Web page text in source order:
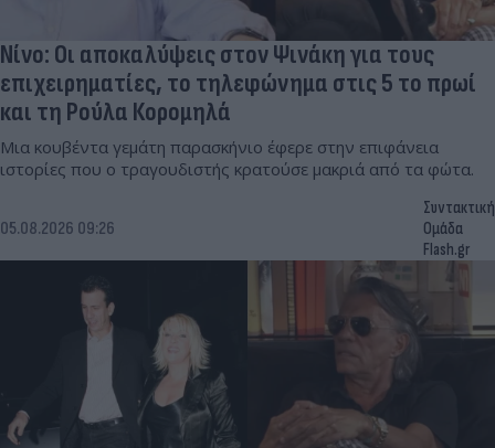
Νίνο: Οι αποκαλύψεις στον Ψινάκη για τους
επιχειρηματίες, το τηλεφώνημα στις 5 το πρωί
και τη Ρούλα Κορομηλά
Μια κουβέντα γεμάτη παρασκήνιο έφερε στην επιφάνεια
ιστορίες που ο τραγουδιστής κρατούσε μακριά από τα φώτα.
05.08.2026 09:26
Συντακτική
Ομάδα
Flash.gr